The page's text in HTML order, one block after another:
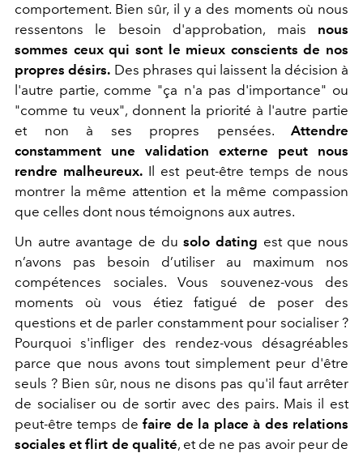
comportement. Bien sûr, il y a des moments où nous
ressentons le besoin d'approbation, mais nous
sommes ceux qui sont le mieux conscients de nos
propres désirs. Des phrases qui laissent la décision à
l'autre partie, comme "ça n'a pas d'importance" ou
"comme tu veux", donnent la priorité à l'autre partie
et non à ses propres pensées. Attendre
constamment une validation externe peut nous
rendre malheureux. Il est peut-être temps de nous
montrer la même attention et la même compassion
que celles dont nous témoignons aux autres.
Un autre avantage de du solo dating est que nous
n’avons pas besoin d’utiliser au maximum nos
compétences sociales. Vous souvenez-vous des
moments où vous étiez fatigué de poser des
questions et de parler constamment pour socialiser ?
Pourquoi s'infliger des rendez-vous désagréables
parce que nous avons tout simplement peur d'être
seuls ? Bien sûr, nous ne disons pas qu'il faut arrêter
de socialiser ou de sortir avec des pairs. Mais il est
peut-être temps defaire de la place à des relations
sociales et flirt de qualité, et de ne pas avoir peur de